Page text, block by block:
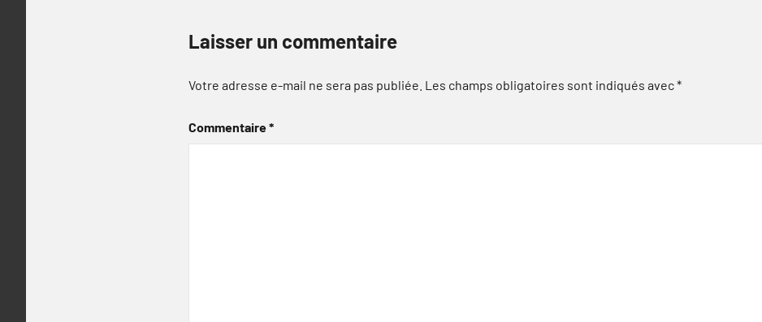
Laisser un commentaire
Votre adresse e-mail ne sera pas publiée. Les champs obligatoires sont indiqués avec*
Commentaire*